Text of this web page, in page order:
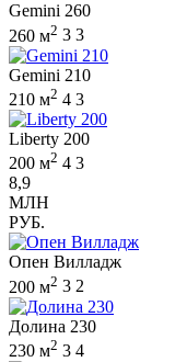
Gemini 260
260 м2 3 3
Gemini 210
210 м2 4 3
Liberty 200
200 м2 4 3
8,9
МЛН
РУБ.
Опен Вилладж
200 м2 3 2
Долина 230
230 м2 3 4